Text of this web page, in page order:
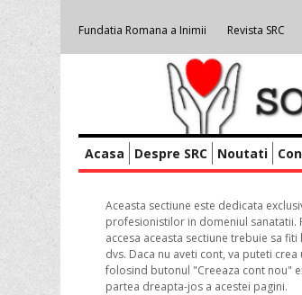
Fundatia Romana a Inimii Revista SRC
Acasa Despre SRC Noutati
Aceasta sectiune este dedicata
profesionistilor in domeniul sanatatii.
accesa aceasta sectiune trebuie sa
dvs. Daca nu aveti cont, va puteti
folosind butonul "Creeaza cont nou"
partea dreapta-jos a acestei pagini.